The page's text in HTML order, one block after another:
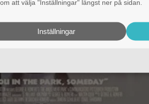
att välja "Inställningar" längst ner på sidan.
Inställningar